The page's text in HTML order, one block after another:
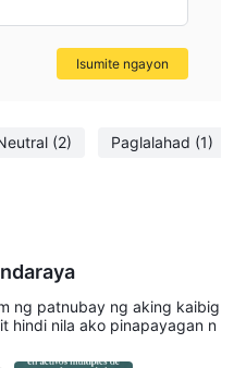
mga paraan ng
ang Wire transfer,
website PaySec.
ang mga kliyente ay sakop
kinakailangang deposito;
(2) Paglalahad (1)
ng patnubay ng aking kaibig
hindi nila ako pinapayagan n
Isumite ngayon